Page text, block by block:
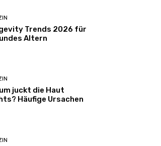
Trends 2026 für
Altern
juckt die Haut
Häufige Ursachen